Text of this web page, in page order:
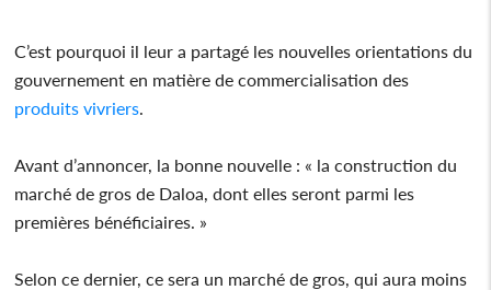
C’est pourquoi il leur a partagé les nouvelles orientations du
gouvernement en matière de commercialisation des
produits vivriers.
Avant d’annoncer, la bonne nouvelle : « la construction du
marché de gros de Daloa, dont elles seront parmi les
premières bénéficiaires. »
Selon ce dernier, ce sera un marché de gros, qui aura moins